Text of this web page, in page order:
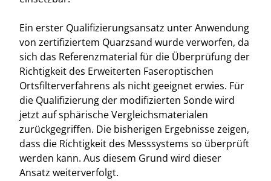
Ein erster Qualifizierungsansatz unter Anwendung
von zertifiziertem Quarzsand wurde verworfen, da
sich das Referenzmaterial für die Überprüfung der
Richtigkeit des Erweiterten Faseroptischen
Ortsfilterverfahrens als nicht geeignet erwies. Für
die Qualifizierung der modifizierten Sonde wird
jetzt auf sphärische Vergleichsmaterialen
zurückgegriffen. Die bisherigen Ergebnisse zeigen,
dass die Richtigkeit des Messsystems so überprüft
werden kann. Aus diesem Grund wird dieser
Ansatz weiterverfolgt.